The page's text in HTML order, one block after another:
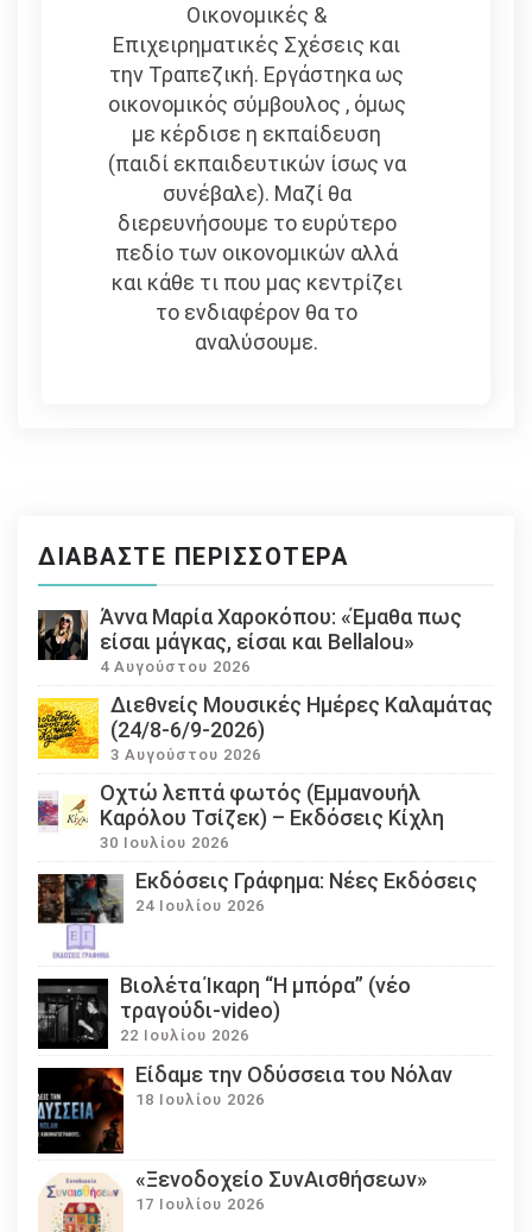
Οικονομικές &
Επιχειρηματικές Σχέσεις και
την Τραπεζική. Εργάστηκα ως
οικονομικός σύμβουλος , όμως
με κέρδισε η εκπαίδευση
(παιδί εκπαιδευτικών ίσως να
συνέβαλε). Μαζί θα
διερευνήσουμε το ευρύτερο
πεδίο των οικονομικών αλλά
και κάθε τι που μας κεντρίζει
το ενδιαφέρον θα το
αναλύσουμε.
ΔΙΑΒΆΣΤΕ ΠΕΡΙΣΣΌΤΕΡΑ
Άννα Μαρία Χαροκόπου: «Έμαθα πως
είσαι μάγκας, είσαι και Bellalou»
4 Αυγούστου 2026
Διεθνείς Μουσικές Ημέρες Καλαμάτας
(24/8-6/9-2026)
3 Αυγούστου 2026
Οχτώ λεπτά φωτός (Εμμανουήλ
Καρόλου Τσίζεκ) – Εκδόσεις Κίχλη
30 Ιουλίου 2026
Εκδόσεις Γράφημα: Νέες Εκδόσεις
24 Ιουλίου 2026
Βιολέτα Ίκαρη “Η μπόρα” (νέο
τραγούδι-video)
22 Ιουλίου 2026
Eίδαμε την Οδύσσεια του Νόλαν
18 Ιουλίου 2026
«Ξενοδοχείο ΣυνΑισθήσεων»
17 Ιουλίου 2026